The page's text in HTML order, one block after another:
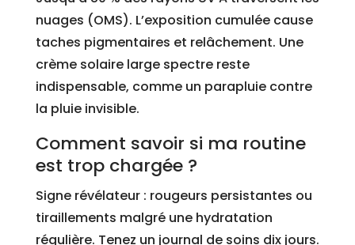
nuages (OMS). L’exposition cumulée cause
taches pigmentaires et relâchement. Une
crème solaire large spectre reste
indispensable, comme un parapluie contre
la pluie invisible.
Comment savoir si ma routine
est trop chargée ?
Signe révélateur : rougeurs persistantes ou
tiraillements malgré une hydratation
régulière. Tenez un journal de soins dix jours.